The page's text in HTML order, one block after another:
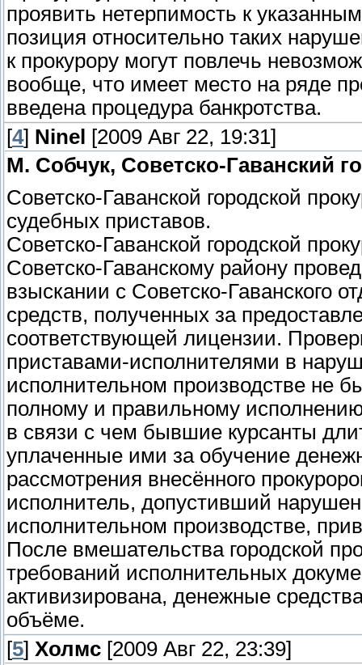
проявить нетерпимость к
позиция относительно таких
к прокурору могут повлечь
вообще, что имеет место на ряде
введена процедура банкротства.
[4] Ninel
[2009 Авг 22, 19:31]
М. Собчук, Советско-Гаванский
Советско-Гаванской городской
судебных приставов.
Советско-Гаванской городской
Советско-Гаванскому району
взыскании с Советско-
средств, полученных за
соответствующей лицензии.
приставами-исполнителями в
исполнительном производстве не
полному и правильному
в связи с чем бывшие курсанты
уплаченные ими за обучение
рассмотрения внесённого
исполнитель, допустивший
исполнительном производстве,
После вмешательства городской
требований исполнительных
активизирована, денежные
объёме.
[5] Холмс [2009 Авг 22, 23:39]